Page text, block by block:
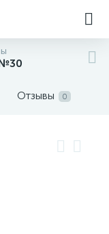
Отзывы 0